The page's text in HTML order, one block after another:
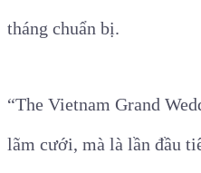
tháng chuẩn bị.
“The Vietnam Grand
lãm cưới, mà là lần đầu